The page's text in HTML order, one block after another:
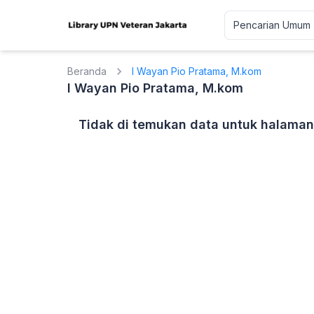
Beranda I Wayan Pio Pratama, M.kom
I Wayan Pio Pratama, M.kom
Tidak di temukan data untuk